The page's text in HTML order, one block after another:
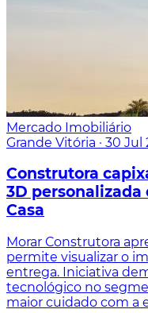
Mercado Imobiliário
Grande Vitória · 30 Jul
Construtora
3D
Casa
Morar Construtora
permite visualizar o
entrega. Iniciativa
tecnológico no
maior cuidado com a